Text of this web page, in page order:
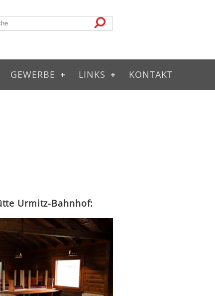
GEWERBE LINKS KONTAKT
Urmitz-Bahnhof: